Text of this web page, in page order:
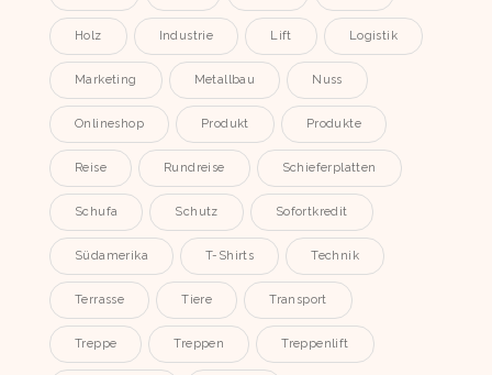
Holz Industrie Lift Logistik
Marketing Metallbau Nuss
Onlineshop Produkt Produkte
Reise Rundreise Schieferplatten
Schufa Schutz Sofortkredit
Südamerika T-Shirts Technik
Terrasse Tiere Transport
Treppe Treppen Treppenlift